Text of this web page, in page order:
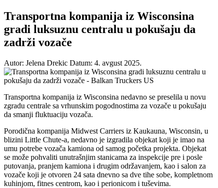
Transportna kompanija iz Wisconsina
gradi luksuznu centralu u pokušaju da
zadrži vozače
Autor: Jelena Drekic Datum: 4. avgust 2025.
Transportna kompanija iz Wisconsina nedavno se preselila u novu
zgradu centrale sa vrhunskim pogodnostima za vozače u pokušaju
da smanji fluktuaciju vozača.
Porodična kompanija Midwest Carriers iz Kaukauna, Wisconsin, u
blizini Little Chute-a, nedavno je izgradila objekat koji je imao na
umu potrebe vozača kamiona od samog početka projekta. Objekat
se može pohvaliti unutrašnjim stanicama za inspekcije pre i posle
putovanja, pranjem kamiona i drugim održavanjem, kao i salon za
vozače koji je otvoren 24 sata dnevno sa dve tihe sobe, kompletnom
kuhinjom, fitnes centrom, kao i perionicom i tuševima.